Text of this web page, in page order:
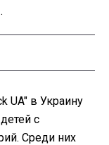
.
UA" в Украину
с
Среди них